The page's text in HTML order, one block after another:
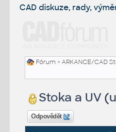
CAD diskuze, rady,
Fórum >ARKANCE/CAD
Stoka a UV
Odpovědět